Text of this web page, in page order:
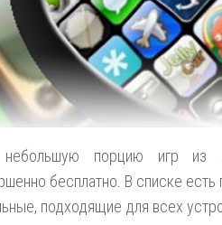
небольшую порцию игр из
бесплатно. В списке
подходящие для всех